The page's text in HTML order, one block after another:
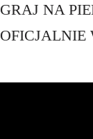
GRAJ NA
OFICJALNIE